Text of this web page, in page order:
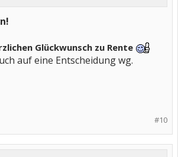
Glückwunsch zu Rente
auf eine Entscheidung wg.
#10